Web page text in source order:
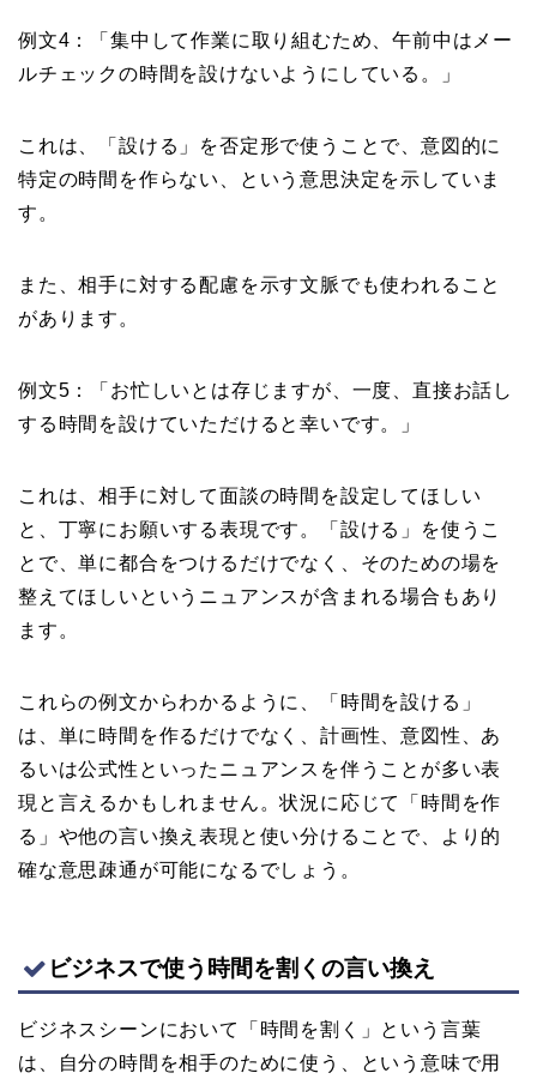
例文4：「集中して作業に取り組むため、午前中はメー
ルチェックの時間を設けないようにしている。」
これは、「設ける」を否定形で使うことで、意図的に
特定の時間を作らない、という意思決定を示していま
す。
また、相手に対する配慮を示す文脈でも使われること
があります。
例文5：「お忙しいとは存じますが、一度、直接お話し
する時間を設けていただけると幸いです。」
これは、相手に対して面談の時間を設定してほしい
と、丁寧にお願いする表現です。「設ける」を使うこ
とで、単に都合をつけるだけでなく、そのための場を
整えてほしいというニュアンスが含まれる場合もあり
ます。
これらの例文からわかるように、「時間を設ける」
は、単に時間を作るだけでなく、計画性、意図性、あ
るいは公式性といったニュアンスを伴うことが多い表
現と言えるかもしれません。状況に応じて「時間を作
る」や他の言い換え表現と使い分けることで、より的
確な意思疎通が可能になるでしょう。
ビジネスで使う時間を割くの言い換え
ビジネスシーンにおいて「時間を割く」という言葉
は、自分の時間を相手のために使う、という意味で用